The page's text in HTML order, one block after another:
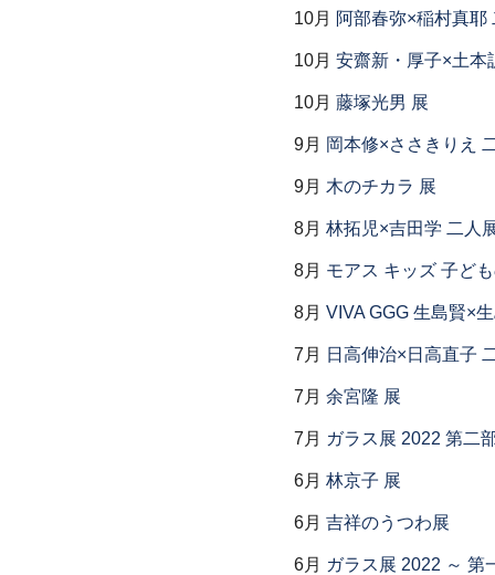
10月 阿部春弥×稲村真耶
10月 安齋新・厚子×土本
10月 藤塚光男 展
9月 岡本修×ささきりえ
9月 木のチカラ 展
8月 林拓児×吉田学 二人
8月 モアス キッズ 子ど
8月 VIVA GGG 生島賢×
7月 日高伸治×日高直子
7月 余宮隆 展
7月 ガラス展 2022 第二
6月 林京子 展
6月 吉祥のうつわ展
6月 ガラス展 2022 ～ 第